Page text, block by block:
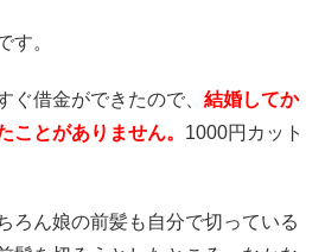
す。
ぐ借金ができたので、 結婚してか
ことがありません。 1000円カット
ろん娘の前髪も自分で切っている